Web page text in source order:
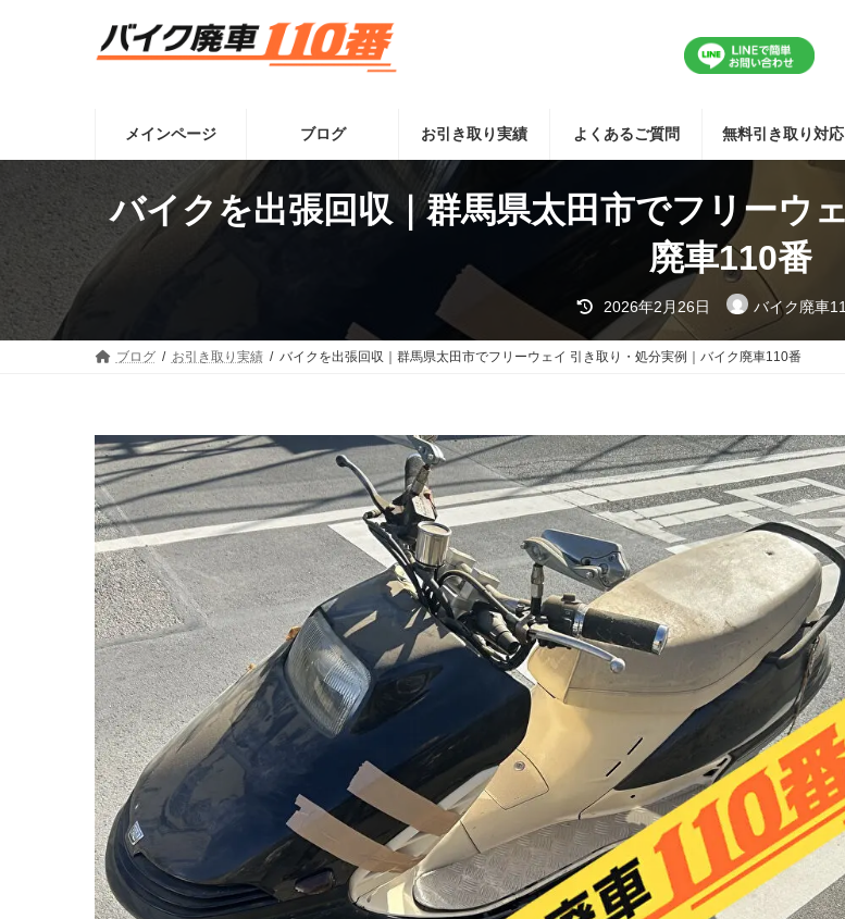
メインページ ブログ お引き取り実績 よくあるご質問 無料引き取り対
バイクを出張回収｜群馬県太田市でフリーウ
廃車110番
終
更
新
日
2026年2月26日 バイク廃車
ブログ お引き取り実績 バイクを出張回収｜群馬県太田市でフリーウェイ 引き取り・処分実例｜バイク廃車110番